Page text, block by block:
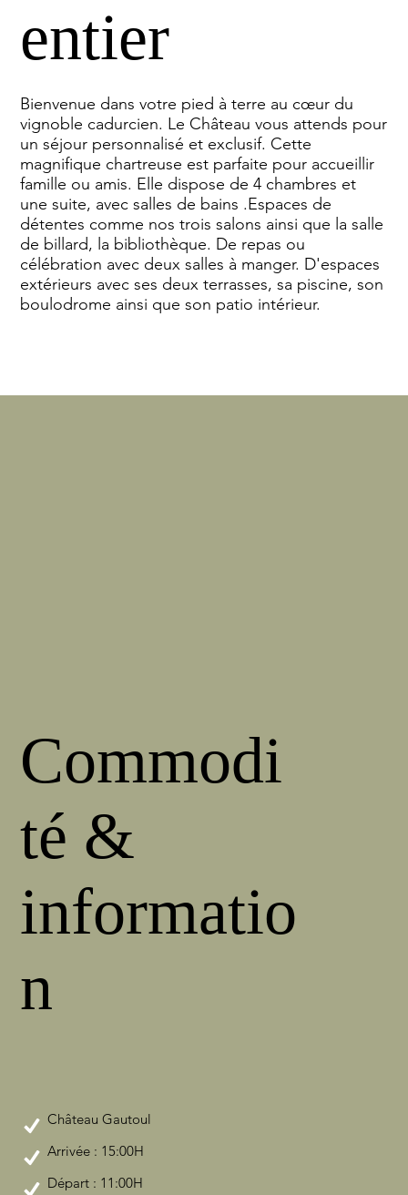
entier
Bienvenue dans votre pied à terre au cœur du
vignoble cadurcien. Le Château vous attends pour
un séjour personnalisé et exclusif. Cette
magnifique chartreuse est parfaite pour accueillir
famille ou amis. Elle dispose de 4 chambres et
une suite, avec salles de bains .Espaces de
détentes comme nos trois salons ainsi que la salle
de billard, la bibliothèque. De repas ou
célébration avec deux salles à manger. D'espaces
extérieurs avec ses deux terrasses, sa piscine, son
boulodrome ainsi que son patio intérieur.
Château Gautoul
Commodi
té &
informatio
n
Arrivée : 15:00H
Départ : 11:00H